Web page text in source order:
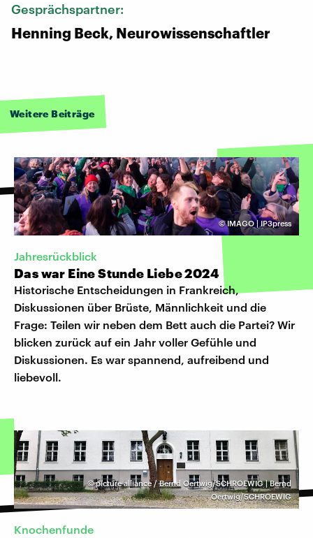
Gesprächspartner:
Henning Beck, Neurowissenschaftler
Weitere Beiträge
©IMAGO | IP3press
Jahresrückblick
Das war Eine Stunde Liebe 2024
Historische Entscheidungen in Frankreich,
Diskussionen über Brüste, Männlichkeit und die
Frage: Teilen wir neben dem Bett auch die Partei? Wir
blicken zurück auf ein Jahr voller Gefühle und
Diskussionen. Es war spannend, aufreibend und
liebevoll.
©picture alliance / Bernd Oertwig/SCHROEWIG | Bernd
Oertwig/SCHROEWIG
Knochenfunde